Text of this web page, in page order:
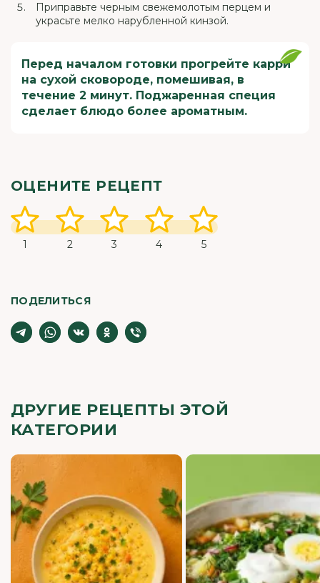
Приправьте черным свежемолотым перцем и
украсьте мелко нарубленной кинзой.
Перед началом готовки прогрейте карри
на сухой сковороде, помешивая, в
течение 2 минут. Поджаренная специя
сделает блюдо более ароматным.
ОЦЕНИТЕ РЕЦЕПТ
1 2 3 4 5
ПОДЕЛИТЬСЯ
ДРУГИЕ РЕЦЕПТЫ ЭТОЙ
КАТЕГОРИИ